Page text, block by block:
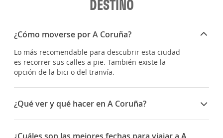
DESTINO
¿Cómo moverse por A Coruña?
Lo más recomendable para descubrir esta ciudad
es recorrer sus calles a pie. También existe la
opción de la bici o del tranvía.
¿Qué ver y qué hacer en A Coruña?
Hay mucho que ver y disfrutar enA Coruña. Puedes
pasear por la parte vieja de la ciudad o descubrir